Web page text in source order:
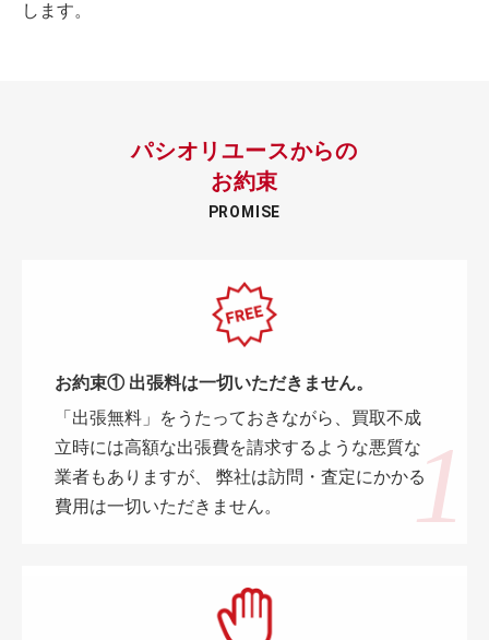
します。
パシオリユースからの
お約束
PROMISE
お約束① 出張料は一切いただきません。
「出張無料」をうたっておきながら、買取不成
立時には高額な出張費を請求するような悪質な
業者もありますが、 弊社は訪問・査定にかかる
費用は一切いただきません。